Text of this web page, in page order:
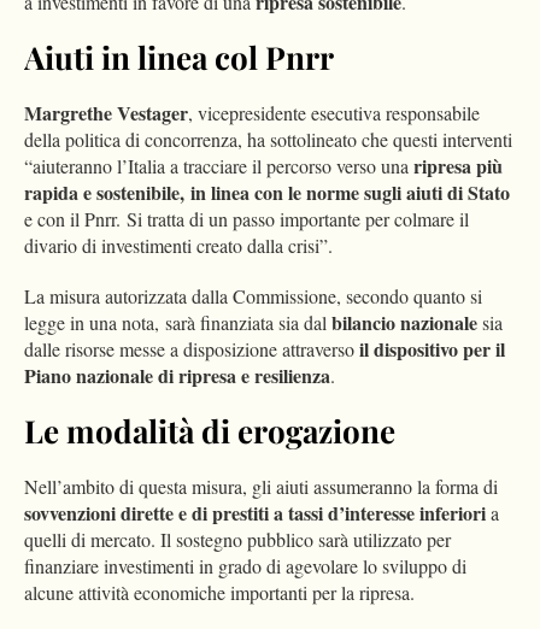
Aiuti in linea col Pnrr
Margrethe Vestager, vicepresidente esecutiva responsabile
della politica di concorrenza, ha sottolineato che questi interventi
“aiuteranno l’Italia a tracciare il percorso verso unaripresa più
rapida e sostenibile, in linea con le norme sugli aiuti di Stato
e con il Pnrr. Si tratta di un passo importante per colmare il
divario di investimenti creato dalla crisi”.
La misura autorizzata dalla Commissione, secondo quanto si
legge in una nota, sarà finanziata sia dalbilancio nazionalesia
dalle risorse messe a disposizione attraversoil dispositivo per il
Piano nazionale di ripresa e resilienza.
Le modalità di erogazione
Nell’ambito di questa misura, gli aiuti assumeranno la forma di
sovvenzioni dirette e di prestiti a tassi d’interesse inferioria
quelli di mercato. Il sostegno pubblico sarà utilizzato per
finanziare investimenti in grado di agevolare lo sviluppo di
alcune attività economiche importanti per la ripresa.